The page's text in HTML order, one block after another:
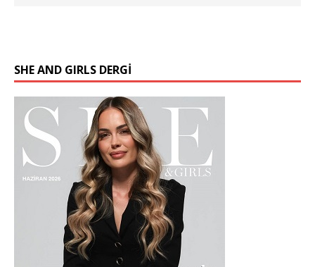
SHE AND GIRLS DERGİ